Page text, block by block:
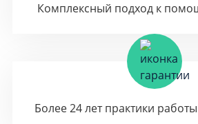
Комплексный подход к
Более 24 лет практики